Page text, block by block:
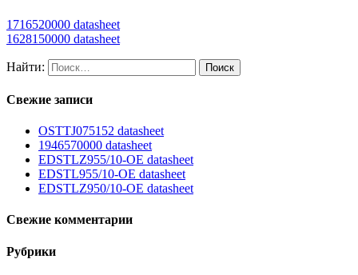
1716520000 datasheet
1628150000 datasheet
Найти:
Свежие записи
OSTTJ075152 datasheet
1946570000 datasheet
EDSTLZ955/10-OE datasheet
EDSTL955/10-OE datasheet
EDSTLZ950/10-OE datasheet
Свежие комментарии
Рубрики